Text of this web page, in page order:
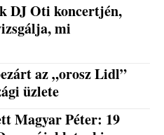
DJ Oti koncertjén,
mi
az „orosz Lidl”
üzlete
Magyar Péter: 19